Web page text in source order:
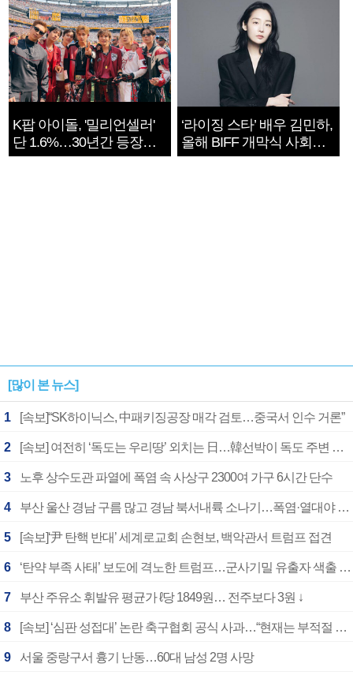
K팝 아이돌, '밀리언셀러'
단 1.6%…30년간 등장
1182개팀 전수조사
‘라이징 스타’ 배우 김민하,
올해 BIFF 개막식 사회자
확정
[많이 본 뉴스]
1 [속보]“SK하이닉스, 中패키징공장 매각 검토…중국서 인수 거론”
2 [속보] 여전히 ‘독도는 우리땅’ 외치는 日…韓선박이 독도 주변 해양조사 활동하자 반발
3 노후 상수도관 파열에 폭염 속 사상구 2300여 가구 6시간 단수
4 부산 울산 경남 구름 많고 경남 북서내륙 소나기…폭염·열대야 계속
5 [속보]‘尹 탄핵 반대’ 세계로교회 손현보, 백악관서 트럼프 접견
6 ‘탄약 부족 사태’ 보도에 격노한 트럼프…군사기밀 유출자 색출 지시
7 부산 주유소 휘발유 평균가 ℓ당 1849원… 전주보다 3원 ↓
8 [속보] ‘심판 성접대’ 논란 축구협회 공식 사과…“현재는 부적절 행위 없어”
9 서울 중랑구서 흉기 난동…60대 남성 2명 사망